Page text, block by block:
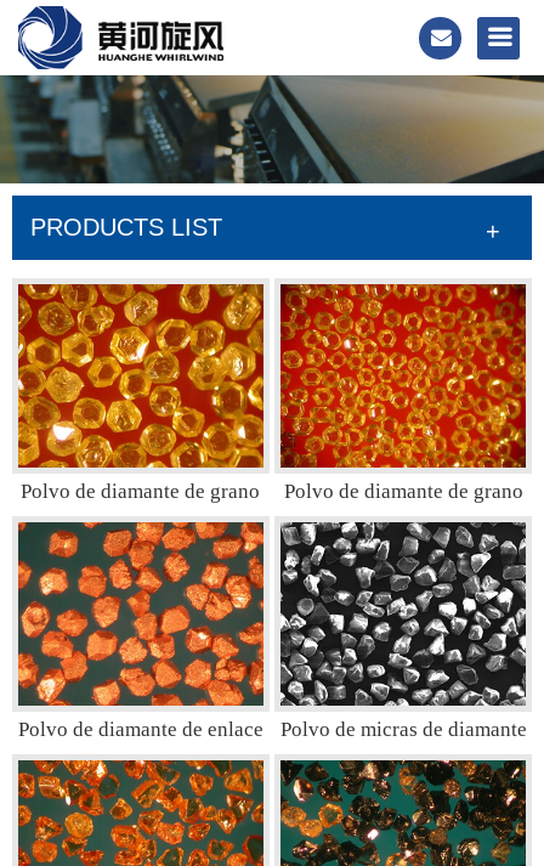
PRODUCTS LIST +
Polvo de diamante de grano
de sierra
Polvo de diamante de grano
de rueda
Polvo de diamante de enlace
de resina
Polvo de micras de diamante